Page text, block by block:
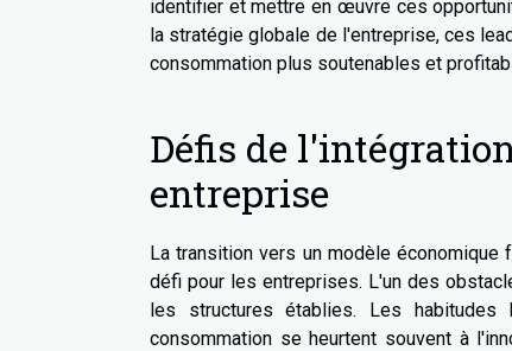
identifier et mettre en œuvre ces
la stratégie globale de l'entreprise, ces
consommation plus soutenables et
Défis de
entreprise
La transition vers un modèle
défi pour les entreprises. L'un des
les structures établies. Les
consommation se heurtent souvent à